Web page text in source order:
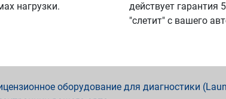
нагрузки.
действует гарантия
"слетит" с вашего
оборудование для диагностики